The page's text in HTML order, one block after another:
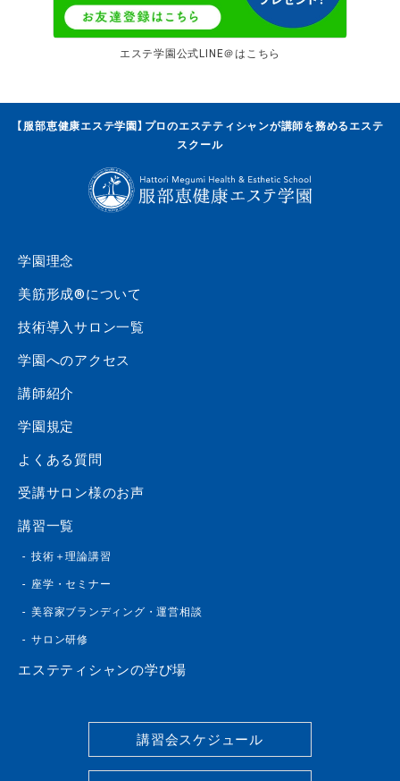
エステ学園公式LINE＠はこちら
【服部恵健康エステ学園】プロのエステティシャンが講師を務めるエステ
スクール
講習会スケジュール
学園理念
美筋形成®について
技術導入サロン一覧
学園へのアクセス
講師紹介
学園規定
よくある質問
受講サロン様のお声
講習一覧
技術＋理論講習
座学・セミナー
美容家ブランディング・運営相談
サロン研修
エステティシャンの学び場